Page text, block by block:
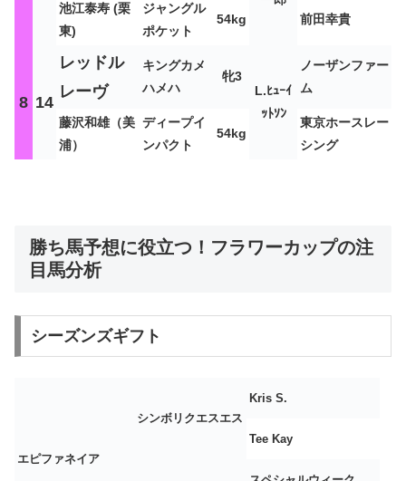
池江泰寿 (栗
東)
ジャングル
ポケット
54kg 前田幸貴
8 14
レッドル
レーヴ
キングカメ
ハメハ
牝3
L.ﾋｭｰｲ
ｯﾄｿﾝ
ノーザンファー
ム
藤沢和雄（美
浦）
ディープイ
ンパクト
54kg
東京ホースレー
シング
勝ち馬予想に役立つ！フラワーカップの注
目馬分析
シーズンズギフト
エピファネイア
シンボリクエスエス
Kris S.
Tee Kay